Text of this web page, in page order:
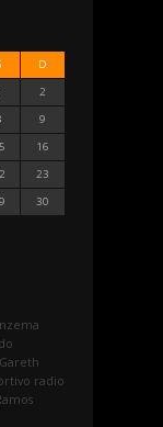
D
2
9
16
23
30
Gareth
radio